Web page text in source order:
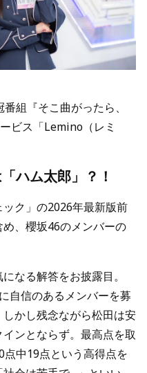
組『そこ曲がったら、
ビス「Lemino（レミ
ハム太郎」？！
ク」の2026年最新版前
、櫻坂46のメンバーの
なる解答をお披露目。
自信のあるメンバーを募
かし残念ながら松田は安
ンとならず。最高点を取
中19点という高得点を